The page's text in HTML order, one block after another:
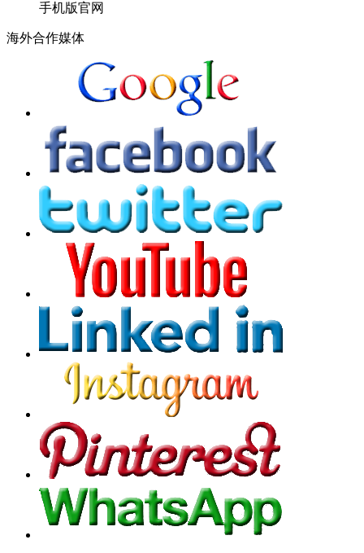
手机版官网
海外合作媒体